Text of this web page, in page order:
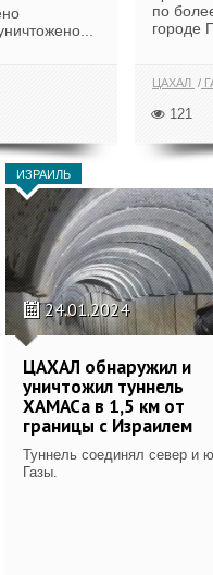
по
городе
ЦАХАЛ
121
ИЗРАИЛЬ
24.01.2024
ЦАХАЛ обнаружил и
уничтожил туннель
ХАМАСа в 1,5 км от
границы с Израилем
Туннель соединял север и
Газы.